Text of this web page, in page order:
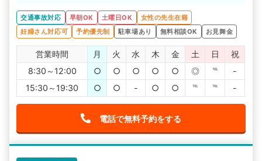
ったですが、おかだ整骨院は夕方の遅い時間まで通院可能
だったので助かりました。
交通事故対応 早朝OK 土曜日OK
女性の先生在籍
妊婦さん対応可
予約優先制 駐車場あり 無料相談OK お見舞金
営業時間 月 火 水 木 金 土 日
祝
8:30～12:00
○ ○ ○ ○ ○ ◎ ℡
-
15:30～19:30
○ ○ - ○ ○ ℡ ℡ -
電話で無料予約をする